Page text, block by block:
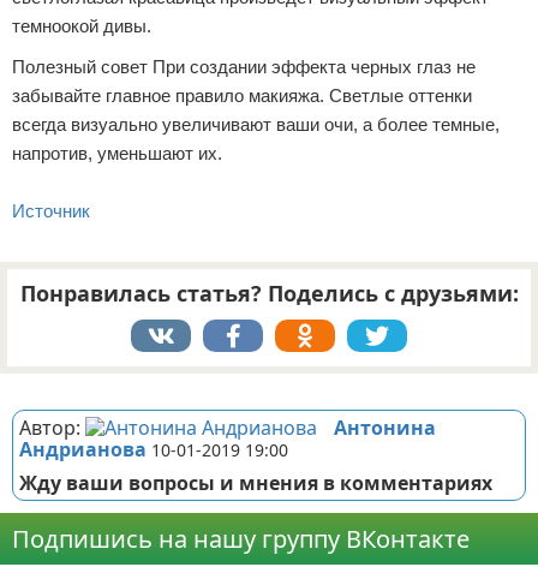
темноокой дивы.
Полезный совет При создании эффекта черных глаз не
забывайте главное правило макияжа. Светлые оттенки
всегда визуально увеличивают ваши очи, а более темные,
напротив, уменьшают их.
Источник
Понравилась статья? Поделись с друзьями:
Автор:
Антонина
Андрианова 10-01-2019 19:00
Жду ваши вопросы и мнения в комментариях
Подпишись на нашу группу ВКонтакте